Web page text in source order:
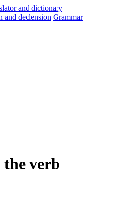
and declension Grammar
verb